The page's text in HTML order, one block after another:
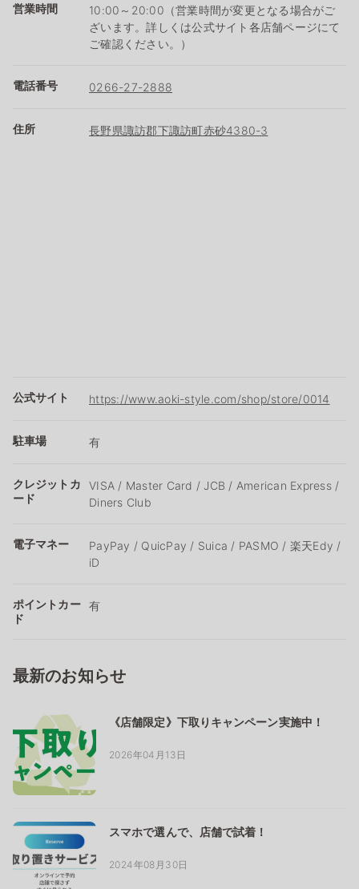
営業時間
10:00～20:00（営業時間が変更となる場合がご
ざいます。詳しくは公式サイト各店舗ページにて
ご確認ください。）
電話番号 0266-27-2888
住所 長野県諏訪郡下諏訪町赤砂4380-3
公式サイト https://www.aoki-style.com/shop/store/0014
駐車場 有
クレジットカ
ード
VISA / Master Card / JCB / American Express /
Diners Club
電子マネー
PayPay / QuicPay / Suica / PASMO / 楽天Edy /
iD
ポイントカー
ド
有
最新のお知らせ
《店舗限定》下取りキャンペーン実施中！
2026年04月13日
スマホで選んで、店舗で試着！
2024年08月30日